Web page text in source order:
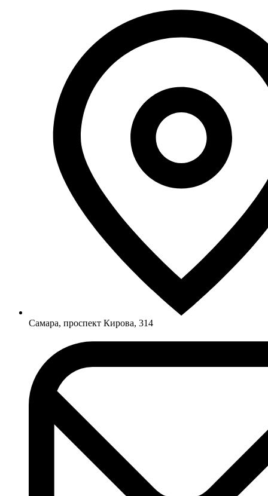
Самара, проспект Кирова, 314